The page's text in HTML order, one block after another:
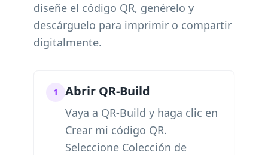
diseñe el código QR, genérelo y
descárguelo para imprimir o compartir
digitalmente.
1 Abrir QR-Build
Vaya a QR-Build y haga clic en
Crear mi código QR.
Seleccione Colección de